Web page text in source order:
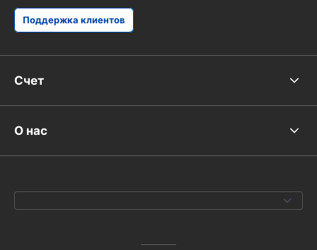
Поддержка клиентов
Счет
О нас